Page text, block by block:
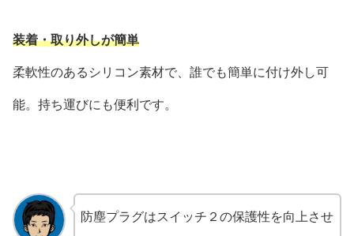
装着・取り外しが簡単
柔軟性のあるシリコン素材で、誰でも簡単に付け外し可
能。持ち運びにも便利です。
防塵プラグはスイッチ２の保護性を向上させ